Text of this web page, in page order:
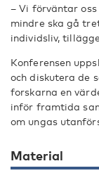
– Vi förväntar
mindre ska gå
individsliv,
Konferensen
och diskutera de
forskarna en
inför framtida
om ungas
Material